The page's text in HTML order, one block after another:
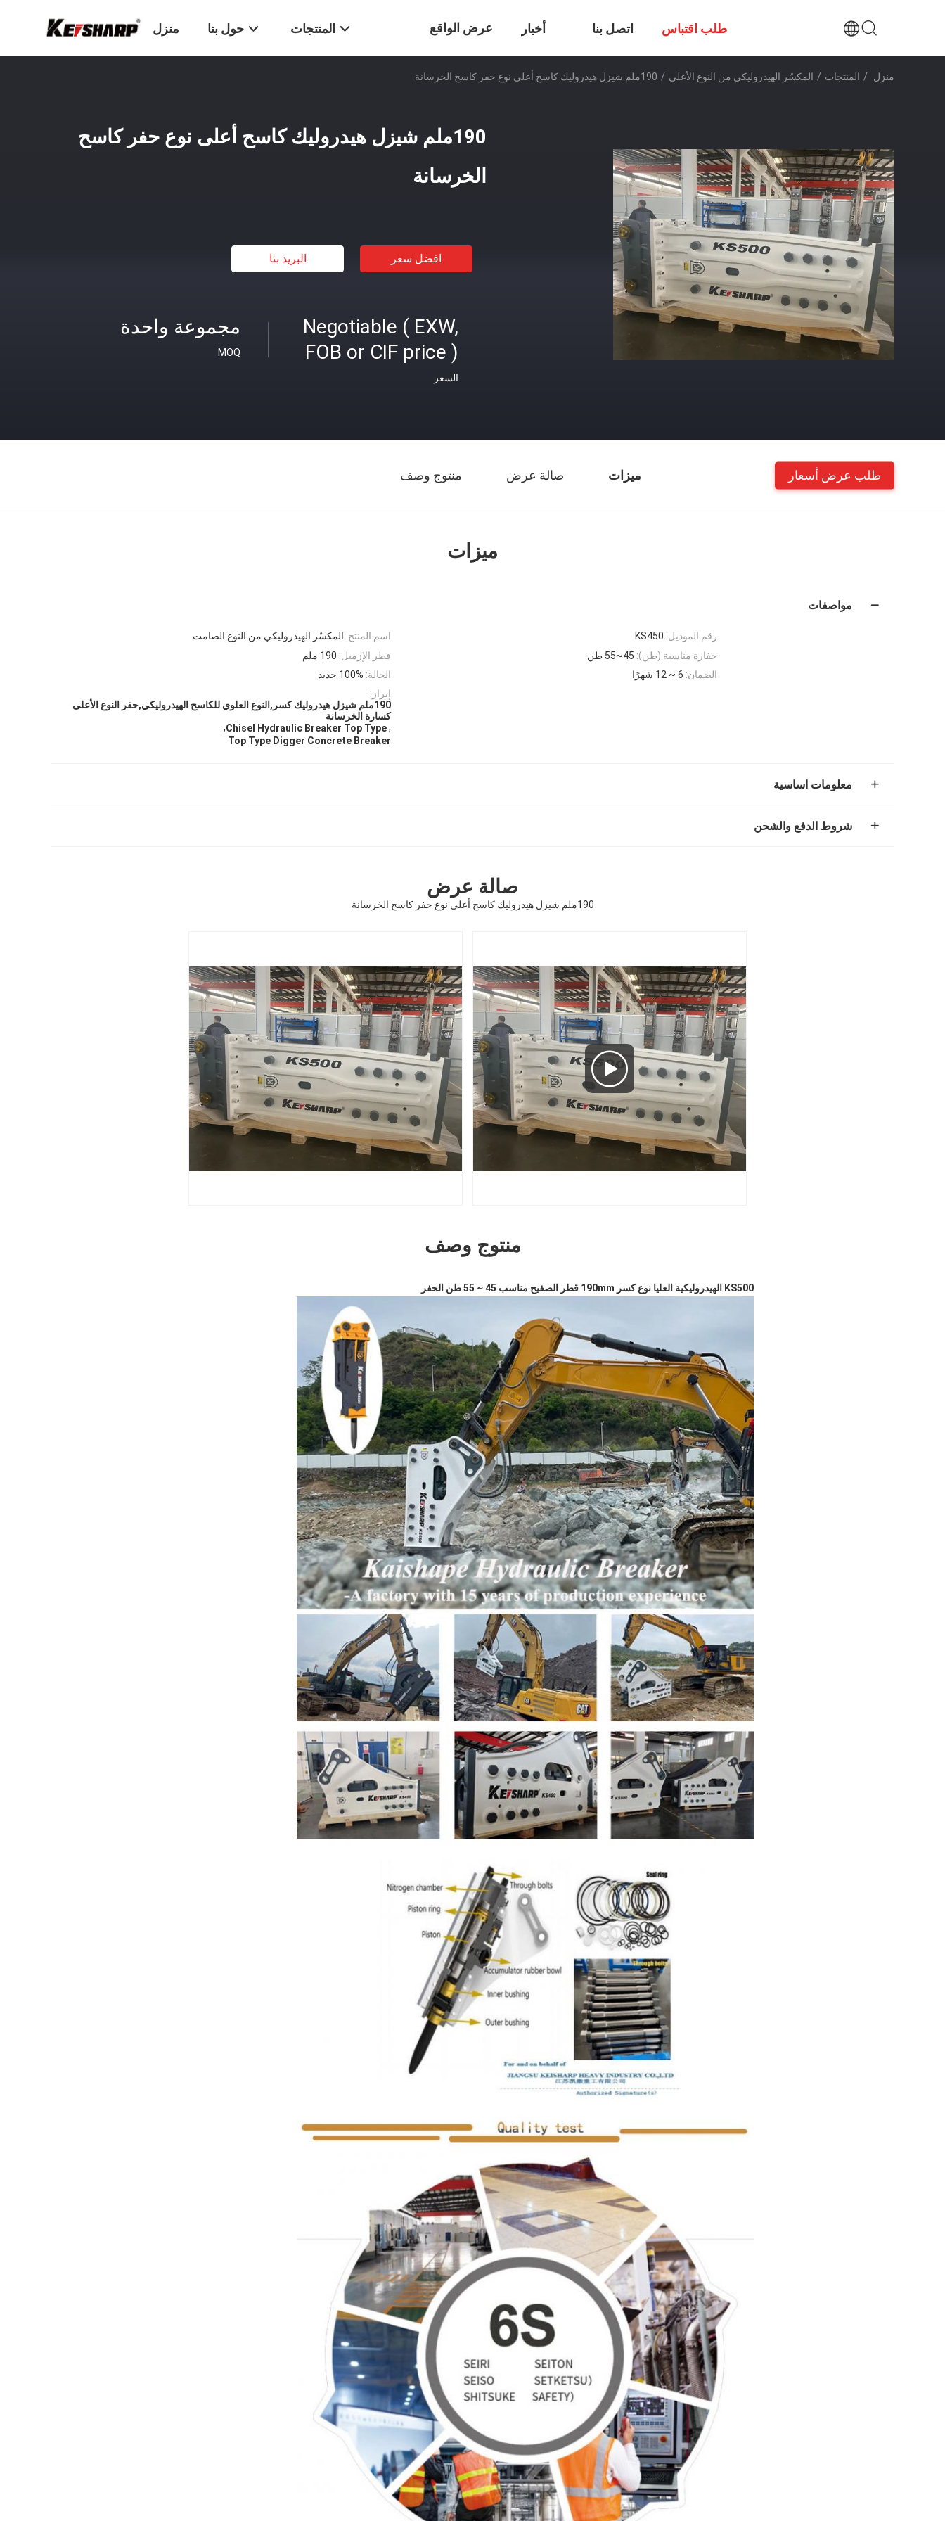
منزل حول بنا المنتجات عرض الواقع
الافتراضي
أخبار اتصل بنا طلب اقتباس
منزل / المنتجات / المكسّر الهيدروليكي من النوع الأعلى / 190ملم شيزل هيدروليك كاسح أعلى نوع حفر كاسح الخرسانة
190ملم شيزل هيدروليك كاسح أعلى نوع حفر كاسح
الخرسانة
افضل سعر البريد بنا
مجموعة واحدة
MOQ
Negotiable ( EXW,
FOB or CIF price )
السعر
ميزات صالة عرض منتوج وصف طلب عرض أسعار
ميزات
مواصفات
اسم المنتج: المكسّر الهيدروليكي من النوع الصامت رقم الموديل: KS450
قطر الإزميل: 190 ملم حفارة مناسبة (طن): 45~55 طن
الحالة: 100% جديد الضمان: 6 ~ 12 شهرًا
إبراز:
190ملم شيزل هيدروليك كسر,النوع العلوي للكاسح الهيدروليكي,حفر النوع الأعلى
كسارة الخرسانة
,
Chisel Hydraulic Breaker Top Type
,
Top Type Digger Concrete Breaker
معلومات اساسية
شروط الدفع والشحن
صالة عرض
190ملم شيزل هيدروليك كاسح أعلى نوع حفر كاسح الخرسانة
منتوج وصف
KS500 الهيدروليكية العليا نوع كسر 190mm قطر الصفيح مناسب 45 ~ 55 طن الحفر